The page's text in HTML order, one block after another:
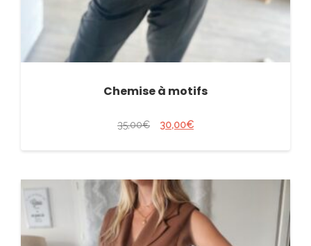
Chemise à motifs
35,00€ 30,00€